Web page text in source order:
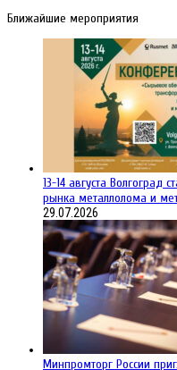
Ближайшие мероприятия
13-14 августа Волгоград
рынка металлолома и
29.07.2026
Минпромторг России